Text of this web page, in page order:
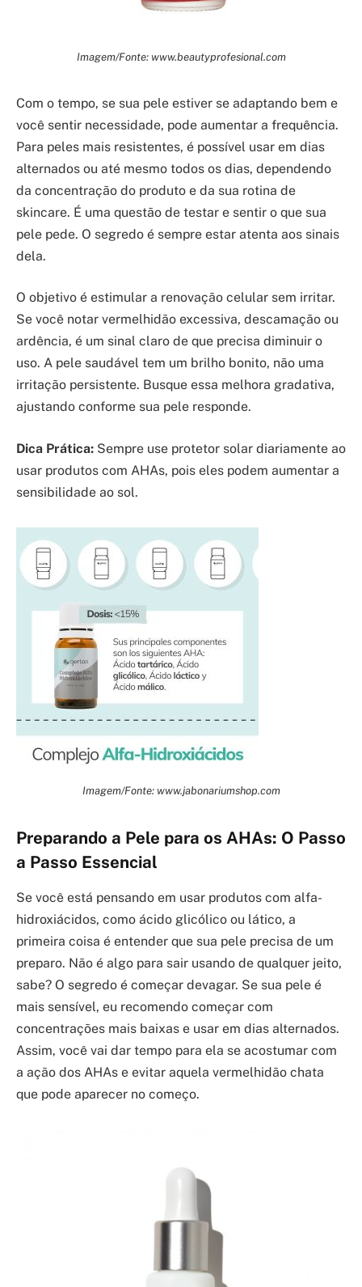
Imagem/Fonte: www.beautyprofesional.com
Com o tempo, se sua pele estiver se adaptando bem e
você sentir necessidade, pode aumentar a frequência.
Para peles mais resistentes, é possível usar em dias
alternados ou até mesmo todos os dias, dependendo
da concentração do produto e da sua rotina de
skincare. É uma questão de testar e sentir o que sua
pele pede. O segredo é sempre estar atenta aos sinais
dela.
O objetivo é estimular a renovação celular sem irritar.
Se você notar vermelhidão excessiva, descamação ou
ardência, é um sinal claro de que precisa diminuir o
uso. A pele saudável tem um brilho bonito, não uma
irritação persistente. Busque essa melhora gradativa,
ajustando conforme sua pele responde.
Dica Prática: Sempre use protetor solar diariamente ao
usar produtos com AHAs, pois eles podem aumentar a
sensibilidade ao sol.
Imagem/Fonte: www.jabonariumshop.com
Preparando a Pele para os AHAs: O Passo
a Passo Essencial
Se você está pensando em usar produtos com alfa-
hidroxiácidos, como ácido glicólico ou lático, a
primeira coisa é entender que sua pele precisa de um
preparo. Não é algo para sair usando de qualquer jeito,
sabe? O segredo é começar devagar. Se sua pele é
mais sensível, eu recomendo começar com
concentrações mais baixas e usar em dias alternados.
Assim, você vai dar tempo para ela se acostumar com
a ação dos AHAs e evitar aquela vermelhidão chata
que pode aparecer no começo.